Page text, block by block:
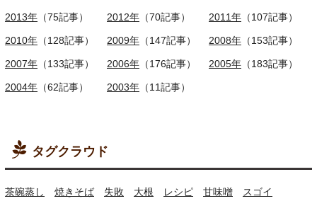
2013年 （75記事） 2012年 （70記事） 2011年 （107記事）
2010年 （128記事） 2009年 （147記事） 2008年 （153記事）
2007年 （133記事） 2006年 （176記事） 2005年 （183記事）
2004年 （62記事） 2003年 （11記事）
タグクラウド
茶碗蒸し 焼きそば 失敗 大根 レシピ 甘味噌 スゴイ